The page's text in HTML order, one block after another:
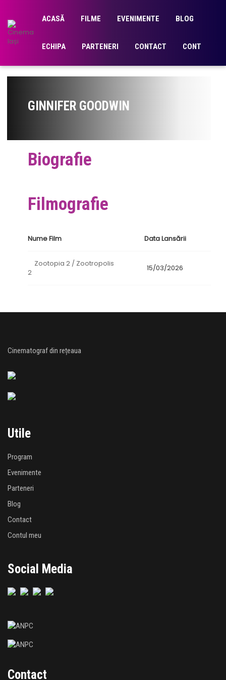
ACASĂ FILME EVENIMENTE BLOG
ECHIPA PARTENERI CONTACT CONT
GINNIFER GOODWIN
Biografie
Filmografie
Nume Film Data Lansării
Zootopia 2 / Zootropolis
2
15/03/2026
Cinematograf din rețeaua
Utile
Program
Evenimente
Parteneri
Blog
Contact
Contul meu
Social Media
Contact